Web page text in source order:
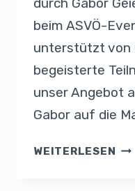
durch Gabor
beim ASVÖ-
unterstützt von
begeisterte
unser Angebot
Gabor auf die
WEITERLESEN